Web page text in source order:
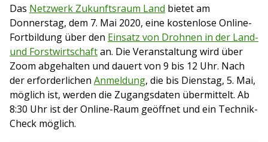
Das Netzwerk Zukunftsraum Land bietet am
Donnerstag, dem 7. Mai 2020, eine kostenlose Online-
Fortbildung über den Einsatz von Drohnen in der Land-
und Forstwirtschaftan. Die Veranstaltung wird über
Zoom abgehalten und dauert von 9 bis 12 Uhr. Nach
der erforderlichen Anmeldung, die bis Dienstag, 5. Mai,
möglich ist, werden die Zugangsdaten übermittelt. Ab
8:30 Uhr ist der Online-Raum geöffnet und ein Technik-
Check möglich.